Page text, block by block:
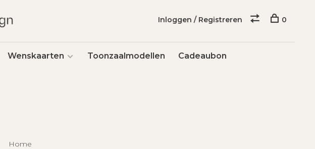
Wenskaarten Toonzaalmodellen Cadeaubon
Inloggen / Registreren 0
Home